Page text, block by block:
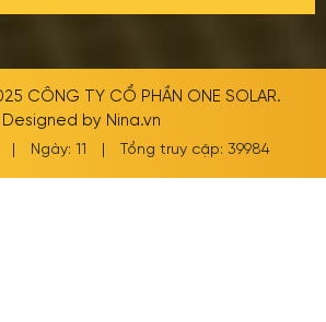
CÔNG TY CỔ PHẦN ONE SOLAR.
Designed by Nina.vn
Ngày: 11 Tổng truy cập: 39984